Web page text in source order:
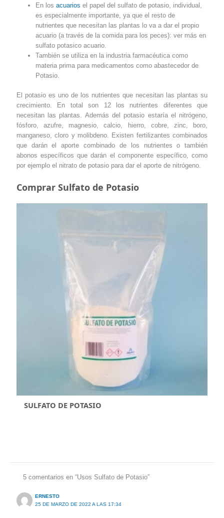
En losacuarios el papel del sulfato de potasio, individual,
es especialmente importante, ya que el resto de
nutrientes que necesitan las plantas lo va a dar el propio
acuario (a través de la comida para los peces): ver más en
sulfato potasico acuario.
También se utiliza en la industria farmacéutica como
materia prima para medicamentos como abastecedor de
Potasio.
El potasio es uno de los nutrientes que necesitan las plantas su
crecimiento. En total son 12 los nutrientes diferentes que
necesitan las plantas. Además del potasio estaría el nitrógeno,
fósforo, azufre, magnesio, calcio, hierro, cobre, zinc, boro,
manganeso, cloro y molibdeno. Existen fertilizantes combinados
que darán el aporte combinado de los nutrientes o también
abonos específicos que darán el componente específico, como
por ejemplo el nitrato de potasio para dar el aporte de nitrógeno.
Comprar Sulfato de Potasio
SULFATO DE POTASIO
5 comentarios en “Usos Sulfato de Potasio”
ERNESTO
25 DE MARZO DE 2022 A LAS 17:34